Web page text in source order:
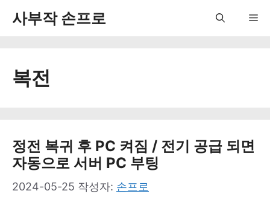
사부작 손프로
복전
정전 복귀 후 PC 켜짐 / 전기 공급 되면
자동으로 서버 PC 부팅
2024-05-25 작성자: 손프로